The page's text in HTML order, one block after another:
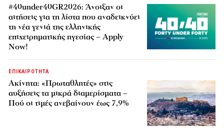
#40under40GR2026: Άνοιξαν οι
αιτήσεις για τη λίστα που αναδεικνύει
τη νέα γενιά της ελληνικής
επιχειρηματικής ηγεσίας – Apply
Now!
ΕΠΙΚΑΙΡΟΤΗΤΑ
Ακίνητα: «Πρωταθλητές» στις
αυξήσεις τα μικρά διαμερίσματα –
Πού οι τιμές ανεβαίνουν έως 7,9%